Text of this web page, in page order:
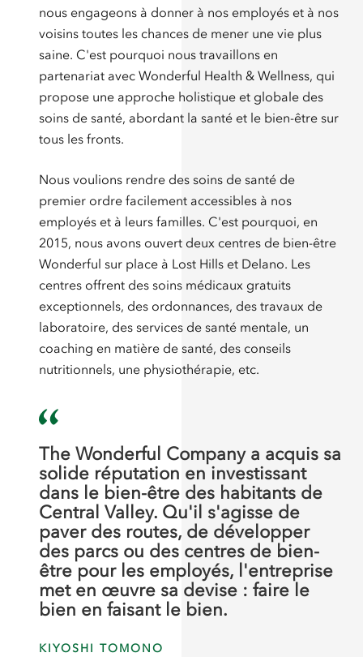
nous engageons à donner à nos employés et à nos
voisins toutes les chances de mener une vie plus
saine. C'est pourquoi nous travaillons en
partenariat avec Wonderful Health & Wellness, qui
propose une approche holistique et globale des
soins de santé, abordant la santé et le bien-être sur
tous les fronts.
Nous voulions rendre des soins de santé de
premier ordre facilement accessibles à nos
employés et à leurs familles. C'est pourquoi, en
2015, nous avons ouvert deux centres de bien-être
Wonderful sur place à Lost Hills et Delano. Les
centres offrent des soins médicaux gratuits
exceptionnels, des ordonnances, des travaux de
laboratoire, des services de santé mentale, un
coaching en matière de santé, des conseils
nutritionnels, une physiothérapie, etc.
The Wonderful Company a acquis sa
solide réputation en investissant
dans le bien-être des habitants de
Central Valley. Qu'il s'agisse de
paver des routes, de développer
des parcs ou des centres de bien-
être pour les employés, l'entreprise
met en œuvre sa devise : faire le
bien en faisant le bien.
KIYOSHI TOMONO